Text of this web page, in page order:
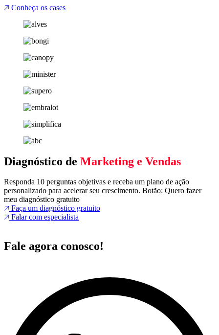
Conheça os cases
Diagnóstico de Marketing e Vendas
Responda 10 perguntas objetivas e receba um plano de ação
personalizado para acelerar seu crescimento. Botão: Quero fazer
meu diagnóstico gratuito
Faça um diagnóstico gratuito
Falar com especialista
Fale agora conosco!